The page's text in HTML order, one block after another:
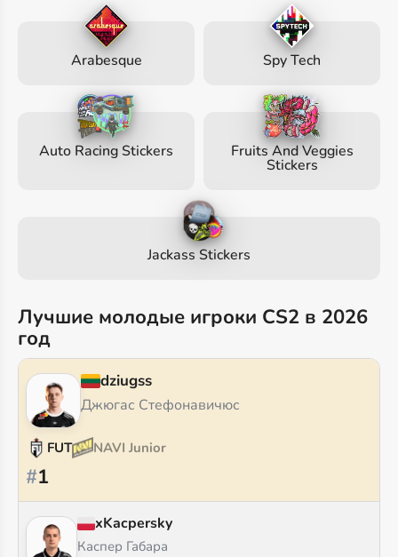
Arabesque Spy Tech
Auto Racing Stickers Fruits And Veggies
Stickers
Jackass Stickers
Лучшие молодые игроки CS2 в 2026
год
dziugss
Джюгас Стефонавичюс
FUT NAVI Junior
#1
xKacpersky
Каспер Габара